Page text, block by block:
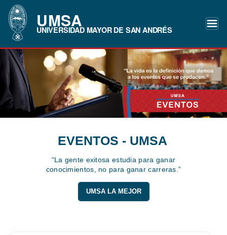
UMSA
UNIVERSIDAD MAYOR DE SAN ANDRÉS
EVENTOS - UMSA
“La gente exitosa estudia para ganar
conocimientos, no para ganar carreras.”
UMSA LA MEJOR